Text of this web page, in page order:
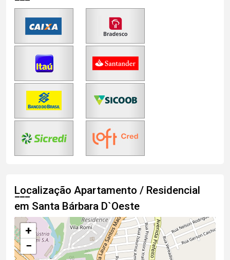
Localização Apartamento / Residencial
em Santa Bárbara D`Oeste
+
−